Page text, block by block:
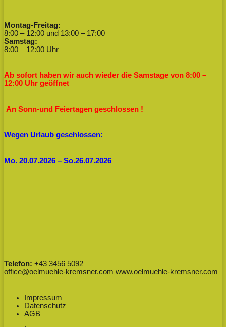
Montag-Freitag:
8:00 – 12:00 und 13:00 – 17:00
Samstag:
8:00 – 12:00 Uhr
Ab sofort haben wir auch wieder die Samstage von 8:00 –
12:00 Uhr geöffnet
An Sonn-und Feiertagen geschlossen !
Wegen Urlaub geschlossen:
Mo. 20.07.2026 – So.26.07.2026
Telefon: +43 3456 5092
office@oelmuehle-kremsner.com www.oelmuehle-kremsner.com
Impressum
Datenschutz
AGB